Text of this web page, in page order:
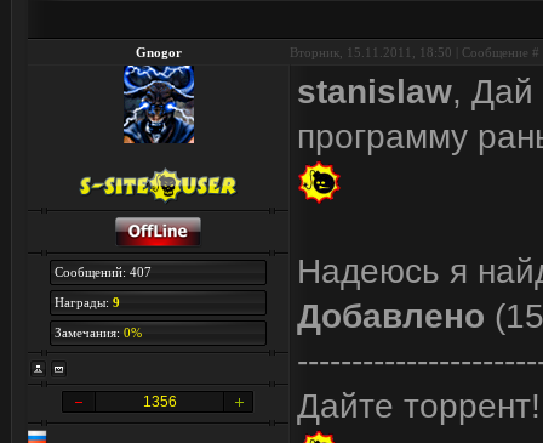
Gnogor Вторник, 15.11.2011, 18:50 | Сообщение #
Сообщений: 407
Награды: 9
Замечания: 0%
1356
stanislaw, Дай
программу
Надеюсь я
Добавлено
Дайте